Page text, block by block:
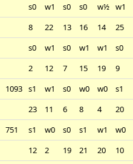
s0 w1 s0 s0 w½ w1
8 22 13 16 14
25
s0 w1 s0 w1 w1
s0
2 12 7 15 19
9
1093 s1 w1 s0 w0 w0
s1
23 11 6 8 4
20
751 s1 w0 s0 s1 w1
w0
12 2 19 21 20
10